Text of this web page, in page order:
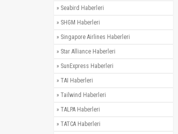
» Seabird Haberleri
» SHGM Haberleri
» Singapore Airlines Haberleri
» Star Alliance Haberleri
» SunExpress Haberleri
» TAI Haberleri
» Tailwind Haberleri
» TALPA Haberleri
» TATCA Haberleri